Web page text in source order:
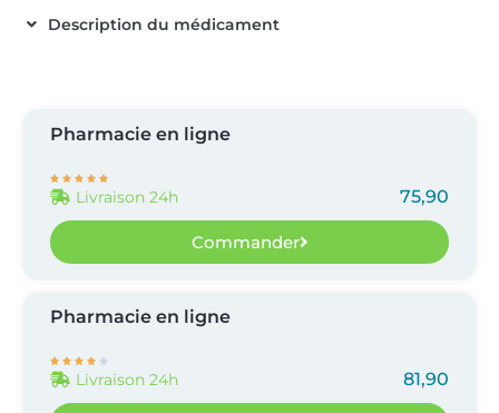
Description du médicament
Pharmacie en ligne
    
Livraison 24h 75,90
Commander
Pharmacie en ligne
    
Livraison 24h 81,90